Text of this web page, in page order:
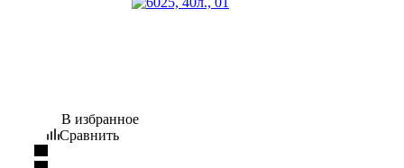
В избранное
Сравнить